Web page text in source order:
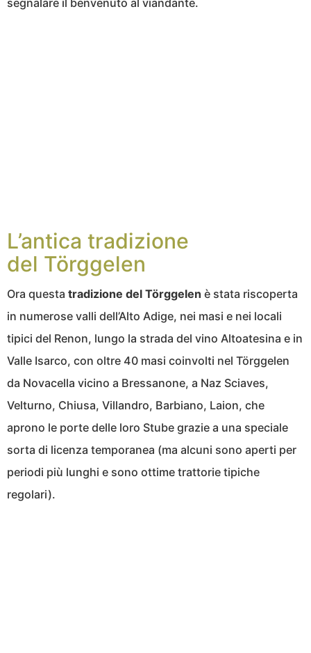
segnalare il benvenuto al viandante.
L’antica tradizione
del Törggelen
Ora questa tradizione del Törggelen è stata riscoperta
in numerose valli dell’Alto Adige, nei masi e nei locali
tipici del Renon, lungo la strada del vino Altoatesina e in
Valle Isarco, con oltre 40 masi coinvolti nel Törggelen
da Novacella vicino a Bressanone, a Naz Sciaves,
Velturno, Chiusa, Villandro, Barbiano, Laion, che
aprono le porte delle loro Stube grazie a una speciale
sorta di licenza temporanea (ma alcuni sono aperti per
periodi più lunghi e sono ottime trattorie tipiche
regolari).